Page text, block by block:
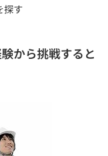
探す
から挑戦すると